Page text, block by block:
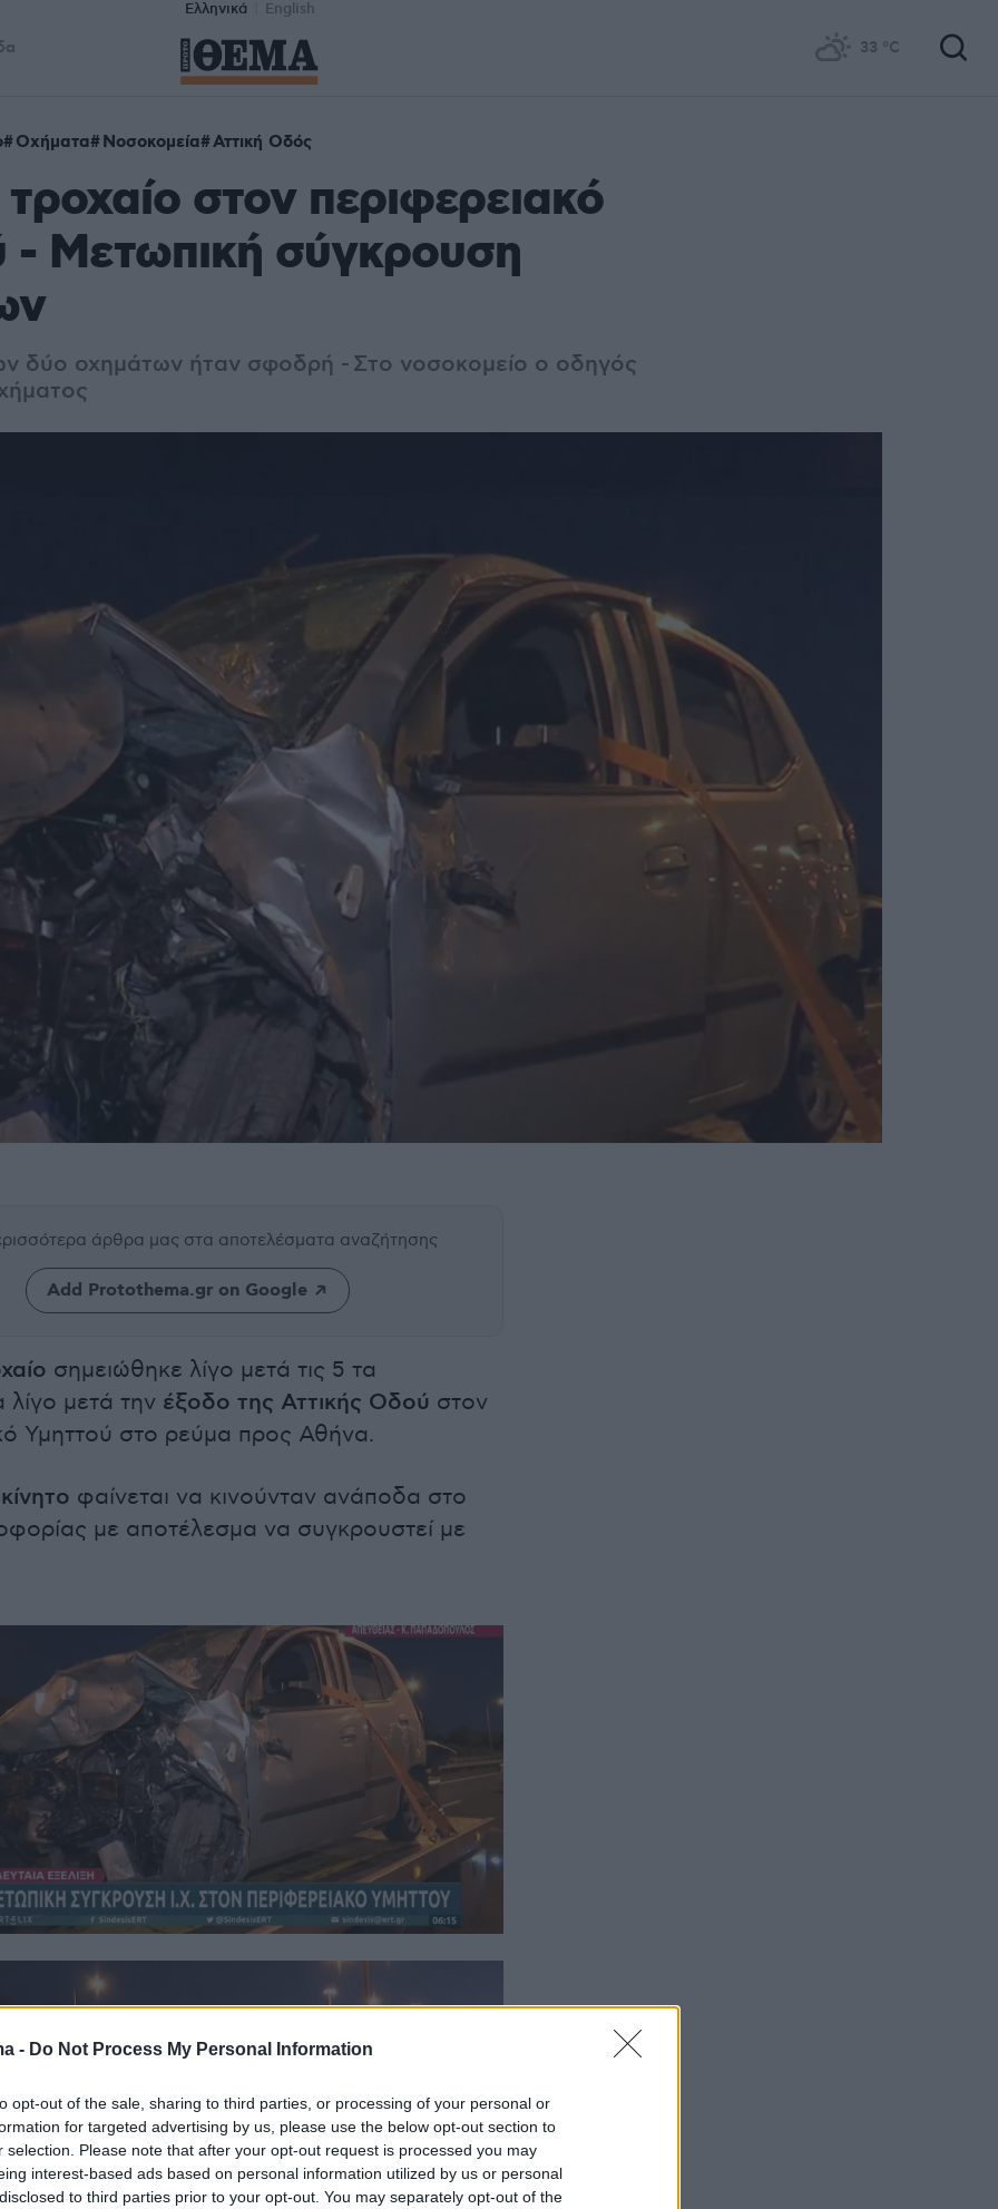
- Do Not Process My Personal Information
opt-out of the sale, sharing to third parties, or processing of your personal or
for targeted advertising by us, please use the below opt-out section to
selection. Please note that after your opt-out request is processed you may
interest-based ads based on personal information utilized by us or personal
to third parties prior to your opt-out. You may separately opt-out of the
Ελληνικά English
33 °C
Οχήματα Νοσοκομεία Αττική Οδός
στον περιφερειακό
- Μετωπική σύγκρουση
δύο οχημάτων ήταν σφοδρή -Στο νοσοκομείο ο οδηγός
άρθρα μας στα αποτελέσματα αναζήτησης
Add Protothema.gr on Google
σημειώθηκε λίγο μετά τις 5 τα
μετά την έξοδο της Αττικής Οδού στον
Υμηττού στο ρεύμα προς Αθήνα.
φαίνεται να κινούνταν ανάποδα στο
με αποτέλεσμα να συγκρουστεί με